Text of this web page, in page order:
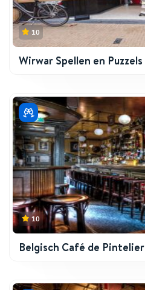
10
Wirwar Spellen en Puzzels
10
Belgisch Café de Pintelier